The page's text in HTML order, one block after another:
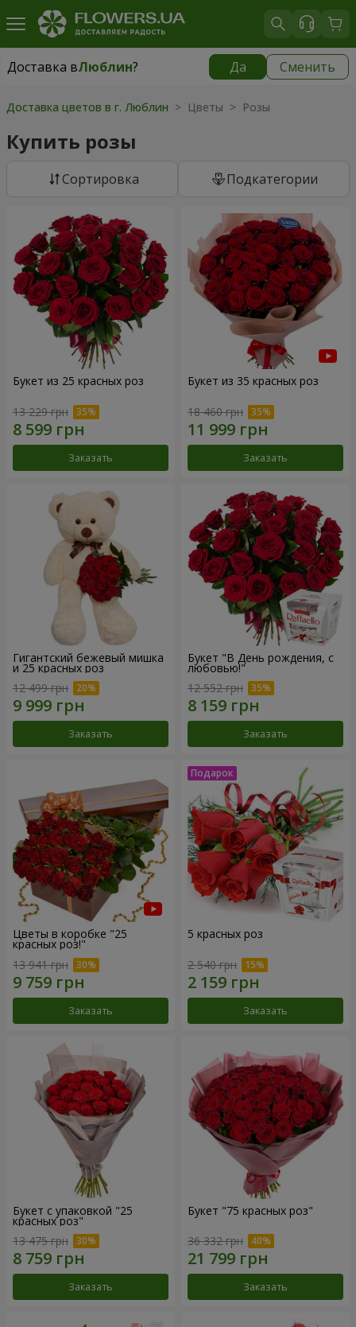
Доставка вЛюблин? Да Сменить
Доставка вЛюблин|
Доставка цветов в г. Люблин > Цветы > Розы
Купить розы
Cортировка Подкатегории
Букет из 25 красных роз
13 229 грн
Заказать
Букет из 35 красных роз
18 460 грн
Заказать
Гигантский бежевый мишка
и 25 красных роз
12 499 грн
Заказать
Букет "В День рождения, с
любовью!"
12 552 грн
Заказать
Цветы в коробке "25
красных роз!"
13 941 грн
Заказать
5 красных роз
2 540 грн
Заказать
Букет с упаковкой "25
красных роз"
13 475 грн
Заказать
Букет "75 красных роз"
36 332 грн
Заказать